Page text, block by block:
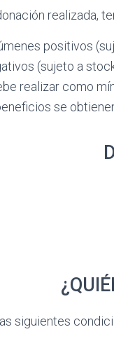
realizada,
positivos
(sujeto a
realizar como
se
siguientes